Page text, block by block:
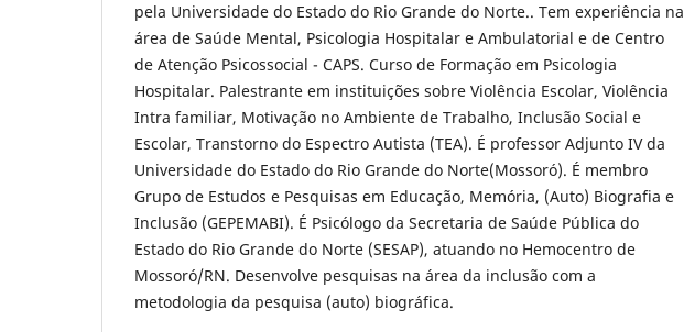
pela Universidade do Estado do Rio Grande do Norte.. Tem experiência na
área de Saúde Mental, Psicologia Hospitalar e Ambulatorial e de Centro
de Atenção Psicossocial - CAPS. Curso de Formação em Psicologia
Hospitalar. Palestrante em instituições sobre Violência Escolar, Violência
Intra familiar, Motivação no Ambiente de Trabalho, Inclusão Social e
Escolar, Transtorno do Espectro Autista (TEA). É professor Adjunto IV da
Universidade do Estado do Rio Grande do Norte(Mossoró). É membro
Grupo de Estudos e Pesquisas em Educação, Memória, (Auto) Biografia e
Inclusão (GEPEMABI). É Psicólogo da Secretaria de Saúde Pública do
Estado do Rio Grande do Norte (SESAP), atuando no Hemocentro de
Mossoró/RN. Desenvolve pesquisas na área da inclusão com a
metodologia da pesquisa (auto) biográfica.